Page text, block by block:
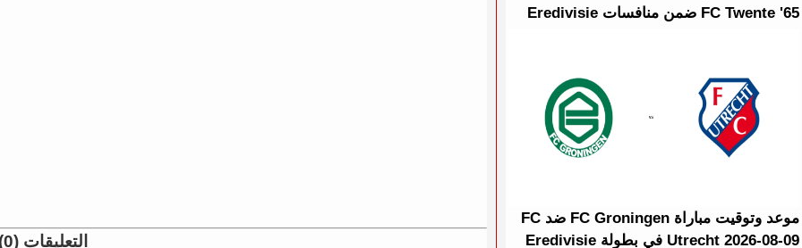
التعليقات (0)
FC Twente '65 ضمن منافسات Eredivisie
موعد وتوقيت مباراة FC Groningen ضد FC
Utrecht 2026-08-09 في بطولة Eredivisie